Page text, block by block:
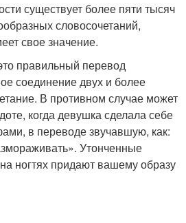
существует более пяти тысяч
словосочетаний,
свое значение.
правильный перевод
соединение двух и более
В противном случае может
когда девушка сделала себе
в переводе звучавшую, как:
Утонченные
ногтях придают вашему образу